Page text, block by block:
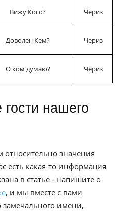
Вижу Кого? Чериз
Доволен Кем? Чериз
О ком думаю? Чериз
значения
есть какая-то информация
в статье - напишите о
, и мы вместе с вами
имени,